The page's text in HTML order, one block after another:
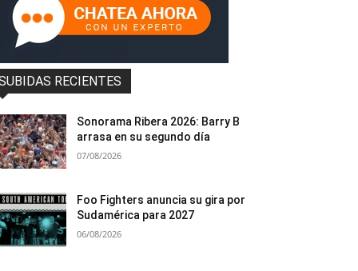
RECIENTES
Sonorama Ribera 2026: Barry B
arrasa en su segundo día
07/08/2026
Foo Fighters anuncia su gira por
Sudamérica para 2027
06/08/2026